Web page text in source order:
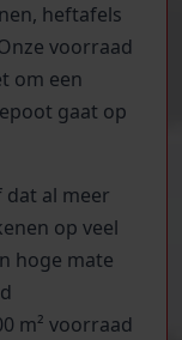
heftafels
voorraad
om een
gaat op
dat al meer
op veel
hoge mate
m² voorraad